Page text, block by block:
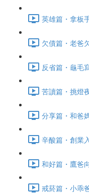
英雄篇・拿板
欠債篇・老爸
反省篇・龜毛
苦讀篇・挑燈
分享篇・和爸
辛酸篇・創業
和好篇・鷹爸
戒菸篇・小乖